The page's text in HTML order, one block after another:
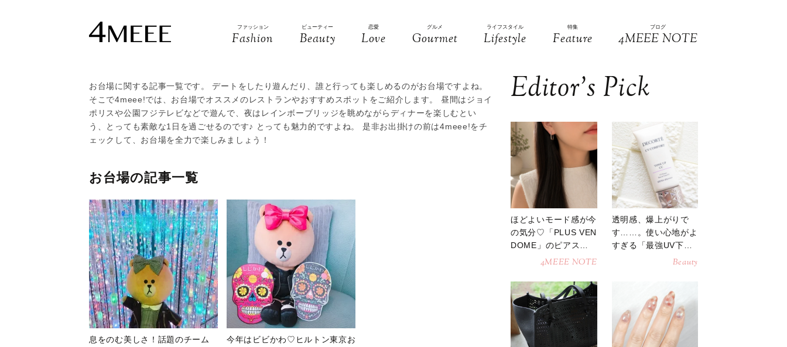
ファッション
Fashion
ビューティー
Beauty
恋愛
Love
グルメ
Gourmet
ライフスタイル
Lifestyle
特集
Feature
ブログ
4MEEE NOTE
お台場に関する記事一覧です。 デートをしたり遊んだり、誰と行っても楽しめるのがお台場ですよね。
そこで4meee!では、お台場でオススメのレストランやおすすめスポットをご紹介します。 昼間はジョイ
ポリスや公園フジテレビなどで遊んで、夜はレインボーブリッジを眺めながらディナーを楽しむとい
う、とっても素敵な1日を過ごせるのです♪ とっても魅力的ですよね。 是非お出掛けの前は4meee!をチ
ェックして、お台場を全力で楽しみましょう！
お台場の記事一覧
息をのむ美しさ！話題のチーム
今年はビビかわ♡ヒルトン東京お
Editor’s Pick
ほどよいモード感が今
の気分♡「PLUS VEN
DOME」のピアスが
4MEEE NOTE
透明感、爆上がりで
す……。使い心地がよ
すぎる「最強UV下
Beauty